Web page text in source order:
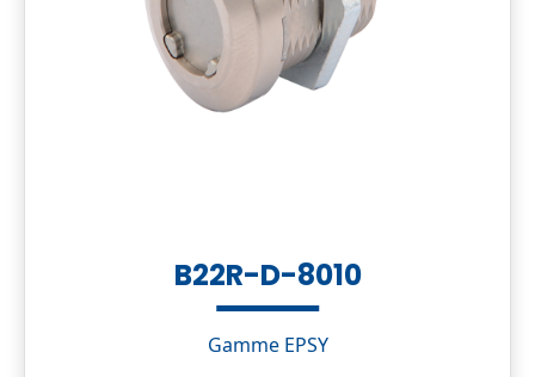
B22R-D-8010
Gamme EPSY